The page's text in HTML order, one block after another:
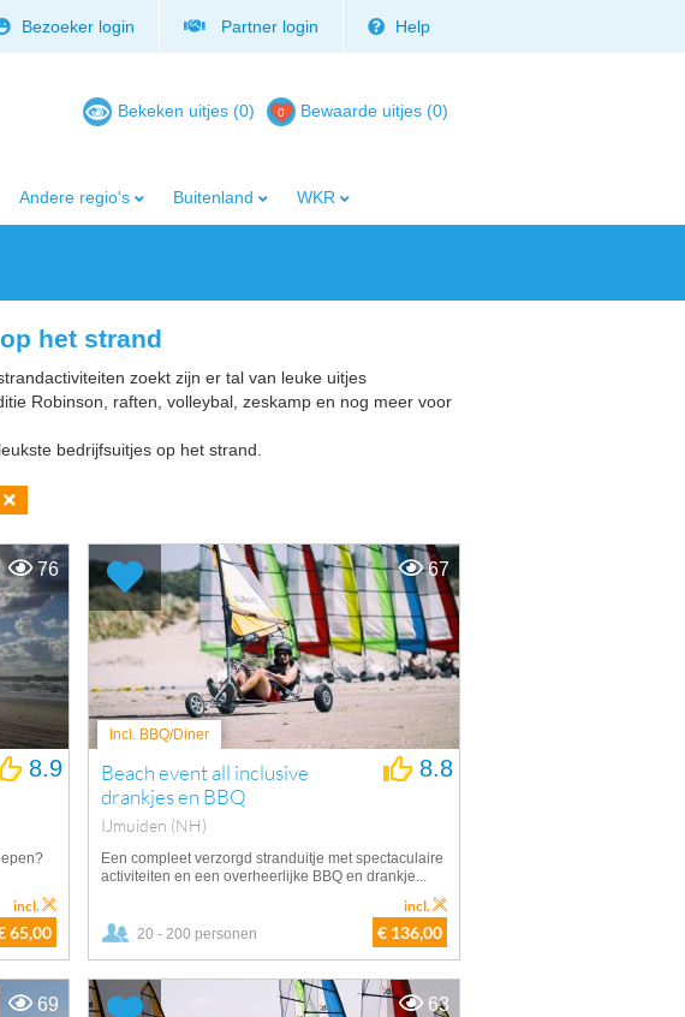
Bezoeker login Partner login Help
Bekeken uitjes (0) Bewaarde uitjes (0)
Andere regio's Buitenland WKR
het strand
zoekt zijn er tal van leuke uitjes
Robinson, raften, volleybal, zeskamp en nog meer voor
bedrijfsuitjes op het strand.
8.9
65,00
incl.
76
Incl. BBQ/Diner
Beach event all inclusive
drankjes en BBQ
IJmuiden (NH)
8.8
Een compleet verzorgd stranduitje met spectaculaire
activiteiten en een overheerlijke BBQ en drankje...
20 - 200 personen € 136,00
incl.
67
69 63